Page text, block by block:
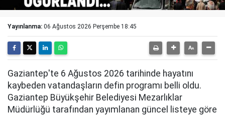
Yayınlanma: 06 Ağustos 2026 Perşembe 18:45
Gaziantep'te 6 Ağustos 2026 tarihinde hayatını
kaybeden vatandaşların defin programı belli oldu.
Gaziantep Büyükşehir Belediyesi Mezarlıklar
Müdürlüğü tarafından yayımlanan güncel listeye göre